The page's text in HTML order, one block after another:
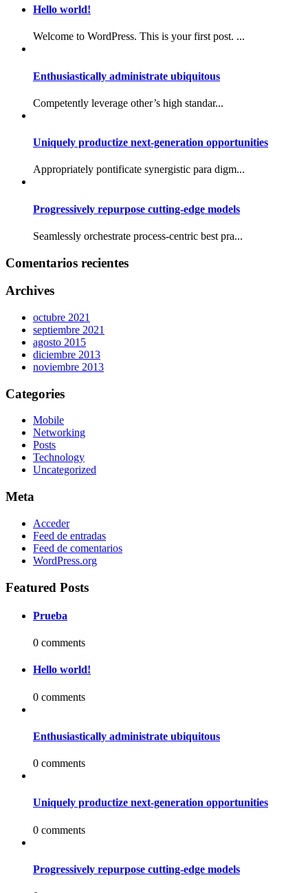
Hello world!
Welcome to WordPress. This is your first post. ...
Enthusiastically administrate ubiquitous
Competently leverage other’s high standar...
Uniquely productize next-generation opportunities
Appropriately pontificate synergistic para digm...
Progressively repurpose cutting-edge models
Seamlessly orchestrate process-centric best pra...
Comentarios recientes
Archives
octubre 2021
septiembre 2021
agosto 2015
diciembre 2013
noviembre 2013
Categories
Mobile
Networking
Posts
Technology
Uncategorized
Meta
Acceder
Feed de entradas
Feed de comentarios
WordPress.org
Featured Posts
Prueba
0 comments
Hello world!
0 comments
Enthusiastically administrate ubiquitous
0 comments
Uniquely productize next-generation opportunities
0 comments
Progressively repurpose cutting-edge models